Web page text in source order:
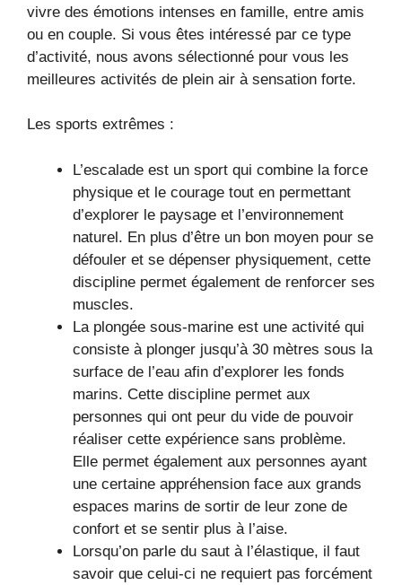
vivre des émotions intenses en famille, entre amis
ou en couple. Si vous êtes intéressé par ce type
d’activité, nous avons sélectionné pour vous les
meilleures activités de plein air à sensation forte.
Les sports extrêmes :
L’escalade est un sport qui combine la force
physique et le courage tout en permettant
d’explorer le paysage et l’environnement
naturel. En plus d’être un bon moyen pour se
défouler et se dépenser physiquement, cette
discipline permet également de renforcer ses
muscles.
La plongée sous-marine est une activité qui
consiste à plonger jusqu’à 30 mètres sous la
surface de l’eau afin d’explorer les fonds
marins. Cette discipline permet aux
personnes qui ont peur du vide de pouvoir
réaliser cette expérience sans problème.
Elle permet également aux personnes ayant
une certaine appréhension face aux grands
espaces marins de sortir de leur zone de
confort et se sentir plus à l’aise.
Lorsqu’on parle du saut à l’élastique, il faut
savoir que celui-ci ne requiert pas forcément